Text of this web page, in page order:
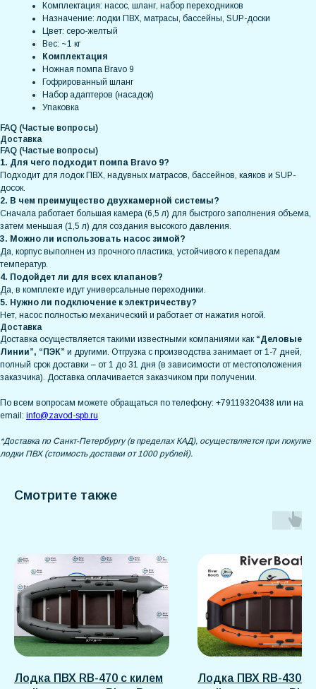
Комплектация: насос, шланг, набор переходников
Назначение: лодки ПВХ, матрасы, бассейны, SUP-доски
Цвет: серо-желтый
Вес: ~1 кг
Комплектация
Ножная помпа Bravo 9
Гофрированный шланг
Набор адаптеров (насадок)
Упаковка
FAQ (Частые вопросы)
Доставка
FAQ (Частые вопросы)
1. Для чего подходит помпа Bravo 9?
Подходит для лодок ПВХ, надувных матрасов, бассейнов, каяков и SUP-
досок.
2. В чем преимущество двухкамерной системы?
Сначала работает большая камера (6,5 л) для быстрого заполнения объема,
затем меньшая (1,5 л) для создания высокого давления.
3. Можно ли использовать насос зимой?
Да, корпус выполнен из прочного пластика, устойчивого к перепадам
температур.
4. Подойдет ли для всех клапанов?
Да, в комплекте идут универсальные переходники.
5. Нужно ли подключение к электричеству?
Нет, насос полностью механический и работает от нажатия ногой.
Доставка
Доставка осуществляется такими известными компаниями как “Деловые
Линии”, “ПЭК” и другими. Отгрузка с производства занимает от 1-7 дней,
полный срок доставки – от 1 до 31 дня (в зависимости от местоположения
заказчика). Доставка оплачивается заказчиком при получении.
По всем вопросам можете обращаться по телефону: +79119320438 или на
email: info@zavod-spb.ru
*Доставка по Санкт-Петербургу (в пределах КАД), осуществляется при покупке
лодки ПВХ (стоимость доставки от 1000 рублей).
Смотрите также
Лодка ПВХ RB-470 с килем
Лодка ПВХ RB-430 с